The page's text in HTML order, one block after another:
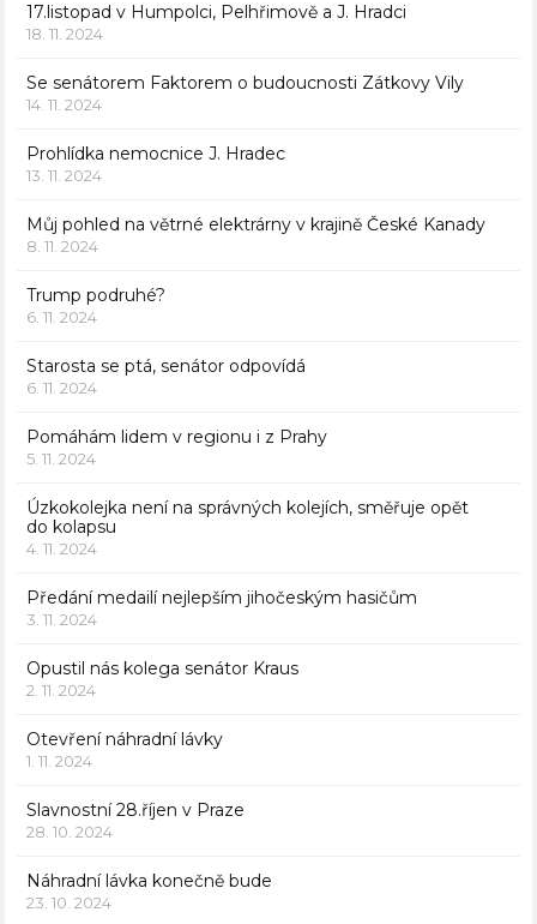
17.listopad v Humpolci, Pelhřimově a J. Hradci
18. 11. 2024
Se senátorem Faktorem o budoucnosti Zátkovy Vily
14. 11. 2024
Prohlídka nemocnice J. Hradec
13. 11. 2024
Můj pohled na větrné elektrárny v krajině České Kanady
8. 11. 2024
Trump podruhé?
6. 11. 2024
Starosta se ptá, senátor odpovídá
6. 11. 2024
Pomáhám lidem v regionu i z Prahy
5. 11. 2024
Úzkokolejka není na správných kolejích, směřuje opět
do kolapsu
4. 11. 2024
Předání medailí nejlepším jihočeským hasičům
3. 11. 2024
Opustil nás kolega senátor Kraus
2. 11. 2024
Otevření náhradní lávky
1. 11. 2024
Slavnostní 28.říjen v Praze
28. 10. 2024
Náhradní lávka konečně bude
23. 10. 2024